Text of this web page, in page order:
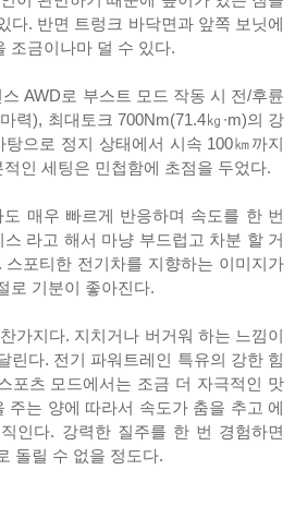
다. 반면 트렁크 바닥면과 앞쪽 보닛에
조금이나마 덜 수 있다.
AWD로 부스트 모드 작동 시 전/후륜
력), 최대토크 700Nm(71.4㎏∙m)의 강
으로 정지 상태에서 시속 100㎞까지
인 세팅은 민첩함에 초점을 두었다.
매우 빠르게 반응하며 속도를 한 번
라고 해서 마냥 부드럽고 차분 할 거
포티한 전기차를 지향하는 이미지가
로 기분이 좋아진다.
가지다. 지치거나 버거워 하는 느낌이
린다. 전기 파워트레인 특유의 강한 힘
포츠 모드에서는 조금 더 자극적인 맛
주는 양에 따라서 속도가 춤을 추고 에
인다. 강력한 질주를 한 번 경험하면
돌릴 수 없을 정도다.